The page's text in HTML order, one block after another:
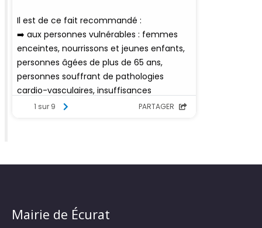
Mairie de Écurat